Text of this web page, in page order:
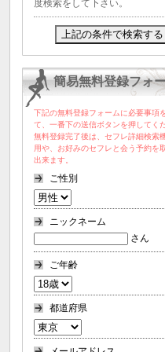
度検索をして下さい。
簡易無料登録フォ